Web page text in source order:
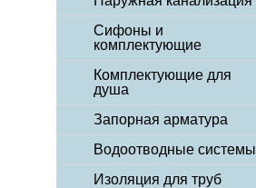
Сифоны и
комплектующие
Комплектующие для
душа
Запорная арматура
Водоотводные системы
Изоляция для труб